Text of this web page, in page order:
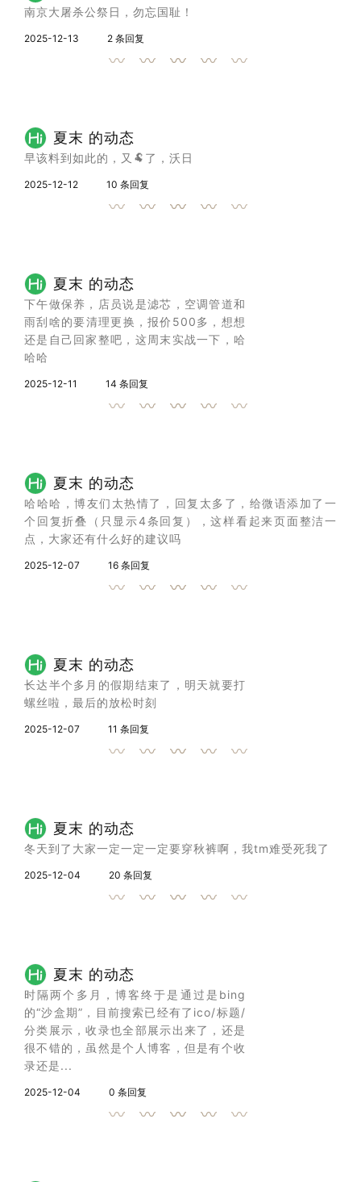
南京大屠杀公祭日，勿忘国耻！
2025-12-13 2 条回复
夏末 的动态
早该料到如此的，又🐏了，沃日
2025-12-12 10 条回复
夏末 的动态
下午做保养，店员说是滤芯，空调管道和
雨刮啥的要清理更换，报价500多，想想
还是自己回家整吧，这周末实战一下，哈
哈哈
2025-12-11 14 条回复
夏末 的动态
哈哈哈，博友们太热情了，回复太多了，给微语添加了一
个回复折叠（只显示4条回复），这样看起来页面整洁一
点，大家还有什么好的建议吗
2025-12-07 16 条回复
夏末 的动态
长达半个多月的假期结束了，明天就要打
螺丝啦，最后的放松时刻
2025-12-07 11 条回复
夏末 的动态
冬天到了大家一定一定一定要穿秋裤啊，我tm难受死我了
2025-12-04 20 条回复
夏末 的动态
时隔两个多月，博客终于是通过是bing
的“沙盒期”，目前搜索已经有了ico/标题/
分类展示，收录也全部展示出来了，还是
很不错的，虽然是个人博客，但是有个收
录还是...
2025-12-04 0 条回复